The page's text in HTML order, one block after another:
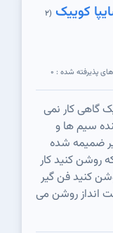
کوییک (2
گاهی کار نمی
سیم ها و
ضمیمه شده
روشن کنید کار
کنید فن گیر
انداز روشن می